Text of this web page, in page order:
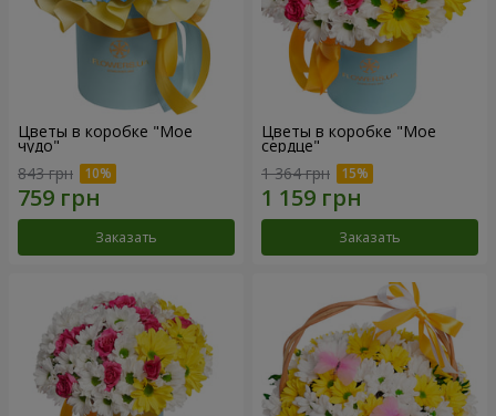
Цветы в коробке "Мое
чудо"
843 грн
Заказать
Цветы в коробке "Мое
сердце"
1 364 грн
Заказать